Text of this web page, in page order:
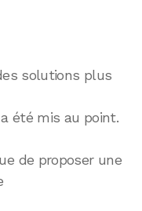
solutions plus
été mis au point.
de proposer une